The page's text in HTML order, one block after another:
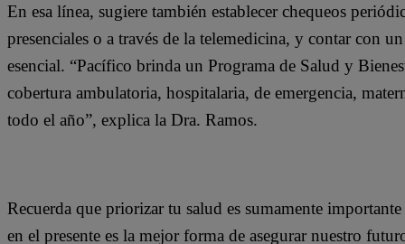
En esa línea, sugiere también establecer chequeos
presenciales o a través de la telemedicina, y contar con
esencial. “Pacífico brinda un Programa de Salud y
cobertura ambulatoria, hospitalaria, de emergencia,
todo el año”, explica la Dra. Ramos.
Recuerda que priorizar tu salud es sumamente
en el presente es la mejor forma de asegurar nuestro